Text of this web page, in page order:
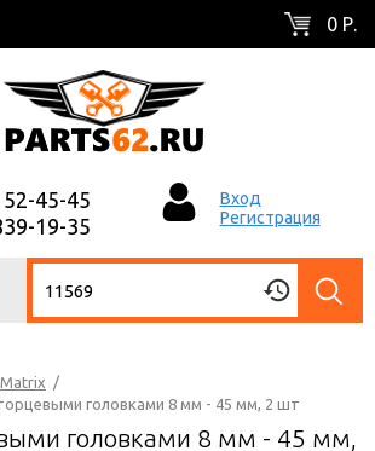
0 Р.
45-45
19-35
Вход
Регистрация
Matrix /
головками 8 мм - 45 мм, 2 шт
головками 8 мм - 45 мм,